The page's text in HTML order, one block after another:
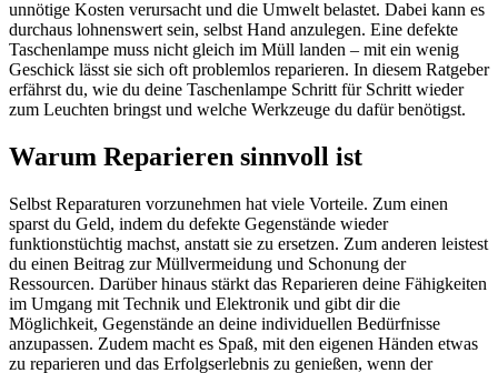
unnötige Kosten verursacht und die Umwelt belastet. Dabei kann es
durchaus lohnenswert sein, selbst Hand anzulegen. Eine defekte
Taschenlampe muss nicht gleich im Müll landen – mit ein wenig
Geschick lässt sie sich oft problemlos reparieren. In diesem Ratgeber
erfährst du, wie du deine Taschenlampe Schritt für Schritt wieder
zum Leuchten bringst und welche Werkzeuge du dafür benötigst.
Warum Reparieren sinnvoll ist
Selbst Reparaturen vorzunehmen hat viele Vorteile. Zum einen
sparst du Geld, indem du defekte Gegenstände wieder
funktionstüchtig machst, anstatt sie zu ersetzen. Zum anderen leistest
du einen Beitrag zur Müllvermeidung und Schonung der
Ressourcen. Darüber hinaus stärkt das Reparieren deine Fähigkeiten
im Umgang mit Technik und Elektronik und gibt dir die
Möglichkeit, Gegenstände an deine individuellen Bedürfnisse
anzupassen. Zudem macht es Spaß, mit den eigenen Händen etwas
zu reparieren und das Erfolgserlebnis zu genießen, wenn der